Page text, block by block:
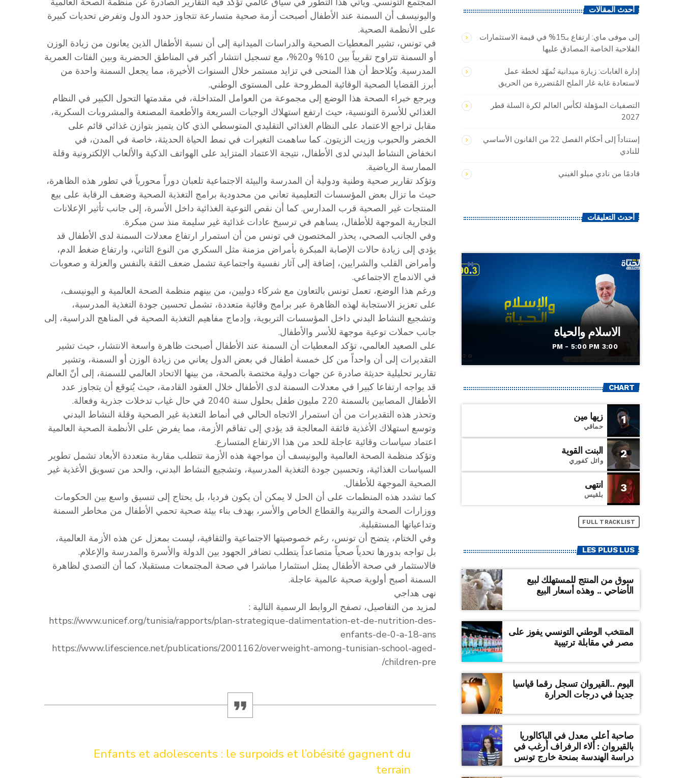
واليونيسف أن السمنة عند الأطفال أصبحت أزمة صحية متسارعة تتجاوز حدود الدول وتفرض تحديات كبيرة
على الأنظمة الصحية.
في تونس، تشير المعطيات الصحية والدراسات الميدانية إلى أن نسبة الأطفال الذين يعانون من زيادة الوزن
أو السمنة تتراوح تقريباً بين 10% و20%، مع تسجيل انتشار أكبر في المناطق الحضرية وبين الفئات العمرية
المدرسية. ويُلاحظ أن هذا المنحى في تزايد مستمر خلال السنوات الأخيرة، مما يجعل السمنة واحدة من
أبرز القضايا الصحية الوقائية المطروحة على المستوى الوطني.
ويرجع خبراء الصحة هذا الوضع إلى مجموعة من العوامل المتداخلة، في مقدمتها التحول الكبير في النظام
الغذائي للأسرة التونسية، حيث ارتفع استهلاك الوجبات السريعة والأطعمة المصنعة والمشروبات السكرية،
مقابل تراجع الاعتماد على النظام الغذائي التقليدي المتوسطي الذي كان يتميز بتوازن غذائي قائم على
الخضر والحبوب وزيت الزيتون. كما ساهمت التغيرات في نمط الحياة الحديثة، خاصة في المدن، في
انخفاض النشاط البدني لدى الأطفال، نتيجة الاعتماد المتزايد على الهواتف الذكية والألعاب الإلكترونية وقلة
الممارسة الرياضية.
وتؤكد تقارير صحية وطنية ودولية أن المدرسة والبيئة الاجتماعية تلعبان دوراً محورياً في تطور هذه الظاهرة،
حيث ما تزال بعض المؤسسات التعليمية تعاني من محدودية برامج التغذية الصحية وضعف الرقابة على بيع
المنتجات غير الصحية قرب المدارس. كما أن نقص التوعية الغذائية داخل الأسرة، إلى جانب تأثير الإعلانات
التجارية الموجهة للأطفال، يساهم في ترسيخ عادات غذائية غير سليمة منذ سن مبكرة.
وفي الجانب الصحي، يحذر المختصون في تونس من أن استمرار ارتفاع معدلات السمنة لدى الأطفال قد
يؤدي إلى زيادة حالات الإصابة المبكرة بأمراض مزمنة مثل السكري من النوع الثاني، وارتفاع ضغط الدم،
وأمراض القلب والشرايين، إضافة إلى آثار نفسية واجتماعية تشمل ضعف الثقة بالنفس والعزلة و صعوبات
في الاندماج الاجتماعي.
ورغم هذا الوضع، تعمل تونس بالتعاون مع شركاء دوليين، من بينهم منظمة الصحة العالمية و اليونيسف،
على تعزيز الاستجابة لهذه الظاهرة عبر برامج وقائية متعددة، تشمل تحسين جودة التغذية المدرسية،
وتشجيع النشاط البدني داخل المؤسسات التربوية، وإدماج مفاهيم التغذية الصحية في المناهج الدراسية، إلى
جانب حملات توعية موجهة للأسر والأطفال.
على الصعيد العالمي، تؤكد المعطيات أن السمنة عند الأطفال أصبحت ظاهرة واسعة الانتشار، حيث تشير
التقديرات إلى أن واحداً من كل خمسة أطفال في بعض الدول يعاني من زيادة الوزن أو السمنة، وتشير
تقارير تحليلية حديثة صادرة عن جهات دولية مختصة بالصحة، من بينها الاتحاد العالمي للسمنة، إلى أنّ العالم
قد يواجه ارتفاعا كبيرا في معدلات السمنة لدى الأطفال خلال العقود القادمة، حيث يُتوقع أن يتجاوز عدد
الأطفال المصابين بالسمنة 220 مليون طفل بحلول سنة 2040 في حال غياب تدخلات جذرية وفعالة.
وتحذر هذه التقديرات من أن استمرار الاتجاه الحالي في أنماط التغذية غير الصحية وقلة النشاط البدني
وتوسع استهلاك الأغذية فائقة المعالجة قد يؤدي إلى تفاقم الأزمة، مما يفرض على الأنظمة الصحية العالمية
اعتماد سياسات وقائية عاجلة للحد من هذا الارتفاع المتسارع.
وتؤكد منظمة الصحة العالمية واليونيسف أن مواجهة هذه الأزمة تتطلب مقاربة متعددة الأبعاد تشمل تطوير
السياسات الغذائية، وتحسين جودة التغذية المدرسية، وتشجيع النشاط البدني، والحد من تسويق الأغذية غير
الصحية الموجهة للأطفال.
كما تشدد هذه المنظمات على أن الحل لا يمكن أن يكون فرديا، بل يحتاج إلى تنسيق واسع بين الحكومات
ووزارات الصحة والتربية والقطاع الخاص والأسر، بهدف بناء بيئة صحية تحمي الأطفال من مخاطر السمنة
وتداعياتها المستقبلية.
وفي الختام، يتضح أن تونس، رغم خصوصيتها الاجتماعية والثقافية، ليست بمعزل عن هذه الأزمة العالمية،
بل تواجه بدورها تحدياً صحياً متصاعداً يتطلب تضافر الجهود بين الدولة والأسرة والمدرسة والإعلام.
فالاستثمار في صحة الأطفال يمثل استثمارا مباشرا في صحة المجتمعات مستقبلا، كما أن التصدي لظاهرة
السمنة أصبح أولوية صحية عالمية عاجلة.
نهى هداجي
لمزيد من التفاصيل، تصفح الروابط الرسمية التالية :
https://www.unicef.org/tunisia/rapports/plan-strategique-dalimentation-et-de-nutrition-des-
enfants-de-0-a-18-ans
https://www.lifescience.net/publications/2001162/overweight-among-tunisian-school-aged-
children-pre/
Enfants et adolescents : le surpoids et l’obésité gagnent du
terrain
أحدث المقالات
إلى موفى ماي: ارتفاع بـ15% في قيمة الاستثمارات
الفلاحية الخاصة المصادق عليها
إدارة الغابات: زيارة ميدانية تُمهّد لخطة عمل
لاستعادة غابة غار الملح المُتضررة من الحريق
التصفيات المؤهلة لكأس العالم لكرة السلة قطر
2027
إستناداً إلى أحكام الفصل 22 من القانون الأساسي
للنادي
قادمًا من نادي ميلو الغيني
أحدث التعليقات
الاسلام والحياة
3:00 PM - 5:00 PM
CHART
1 زيها مين
حماقي
2 البنت القوية
وائل كفوري
3 انتهى
بلقيس
FULL TRACKLIST
LES PLUS LUS
سوق من المنتج للمستهلك لبيع
الأضاحي .. وهذه أسعار البيع
المنتخب الوطني التونسي يفوز على
مصر في مقابلة ترتيبية
اليوم ..القيروان تسجل رقما قياسيا
جديدا في درجات الحرارة
صاحبة أعلى معدل في الباكالوريا
بالقيروان : ألاء الرفراف أرغب في
دراسة الهندسة بمنحة خارج تونس